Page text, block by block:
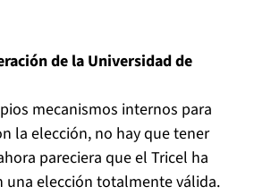
de la Universidad de
mecanismos internos para
la elección, no hay que tener
pareciera que el Tricel ha
una elección totalmente válida.